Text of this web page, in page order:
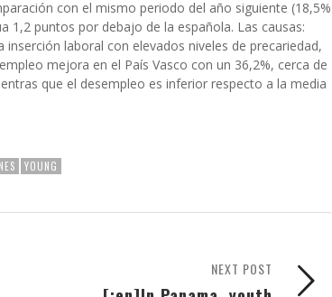
con el mismo periodo del año siguiente (18,5%
1,2 puntos por debajo de la española. Las causas:
laboral con elevados niveles de precariedad,
mejora en el País Vasco con un 36,2%, cerca de
que el desempleo es inferior respecto a la media
YOUNG
NEXT POST